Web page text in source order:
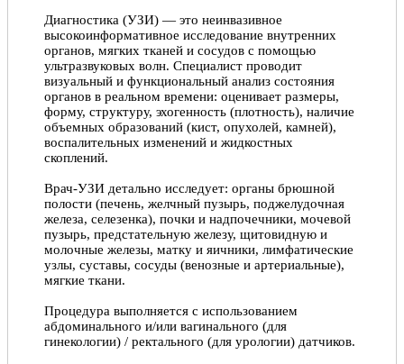
Диагностика (УЗИ) — это неинвазивное
высокоинформативное исследование внутренних
органов, мягких тканей и сосудов с помощью
ультразвуковых волн. Специалист проводит
визуальный и функциональный анализ состояния
органов в реальном времени: оценивает размеры,
форму, структуру, эхогенность (плотность), наличие
объемных образований (кист, опухолей, камней),
воспалительных изменений и жидкостных
скоплений.
Врач-УЗИ детально исследует: органы брюшной
полости (печень, желчный пузырь, поджелудочная
железа, селезенка), почки и надпочечники, мочевой
пузырь, предстательную железу, щитовидную и
молочные железы, матку и яичники, лимфатические
узлы, суставы, сосуды (венозные и артериальные),
мягкие ткани.
Процедура выполняется с использованием
абдоминального и/или вагинального (для
гинекологии) / ректального (для урологии) датчиков.